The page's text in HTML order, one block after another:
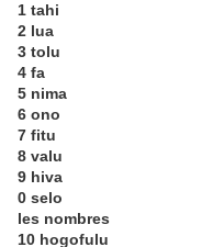
1 tahi
2 lua
3 tolu
4 fa
5 nima
6 ono
7 fitu
8 valu
9 hiva
0 selo
les nombres
10 hogofulu